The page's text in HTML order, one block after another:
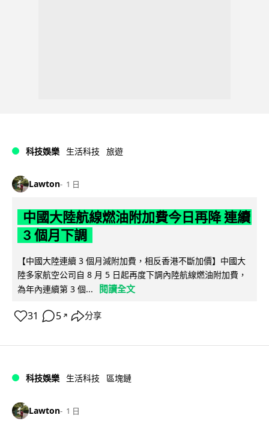
科技娛樂 生活科技 旅遊
Lawton 1 日
中國大陸航線燃油附加費今日再降 連續
3 個月下調
【中國大陸連續 3 個月減附加費，相反香港不斷加價】中國大
陸多家航空公司自 8 月 5 日起再度下調內陸航線燃油附加費，
為年內連續第 3 個...
閱讀全文
31 5 ↗ 分享
科技娛樂 生活科技 區塊鏈
Lawton 1 日